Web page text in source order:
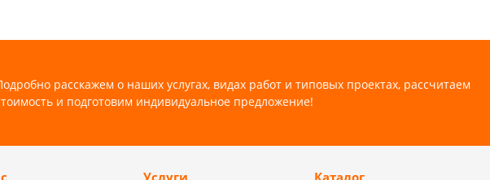
расскажем о наших услугах, видах работ и типовых проектах, рассчитаем
и подготовим индивидуальное предложение!